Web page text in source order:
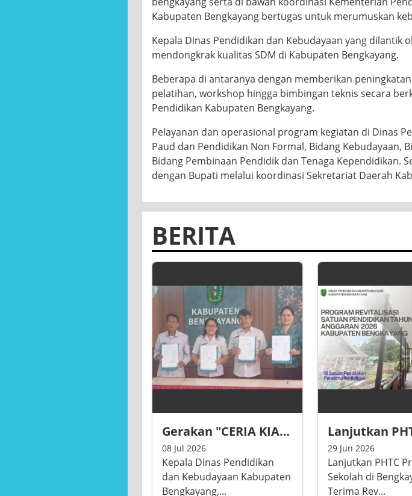
Sepekan setelah terbitnya UU pembentukan itu, pada
Bengkayang pertama yang dijabat oleh Drs. Jacobus
Pembangunan yang yang dilakukan oleh pemerintah
pendidikan dan kebudayaan yang terkoordinasi di
Heru Pujiono, S,Km., M.Km.
Dinas Pendidikan dan Kebudayaan Kabupaten
bengkayang serta di bawah koordinasi Kementerian
Kabupaten Bengkayang bertugas untuk merumuskan
Kepala Dinas Pendidikan dan Kebudayaan yang
mendongkrak kualitas SDM di Kabupaten Bengkayang.
pelatihan, workshop hingga bimbingan teknis secara
Pelayanan dan operasional program kegiatan di Dinas
dengan Bupati melalui koordinasi Sekretariat Daerah
BERITA